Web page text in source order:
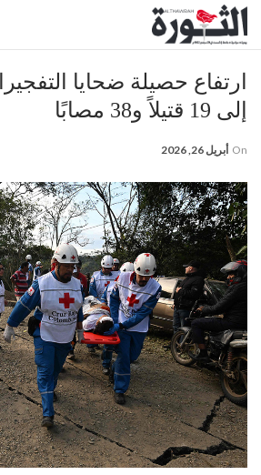
ارتفاع حصيلة ضحايا
إلى 19 قتيلاً و38 مصابًا
On أبريل 26, 2026